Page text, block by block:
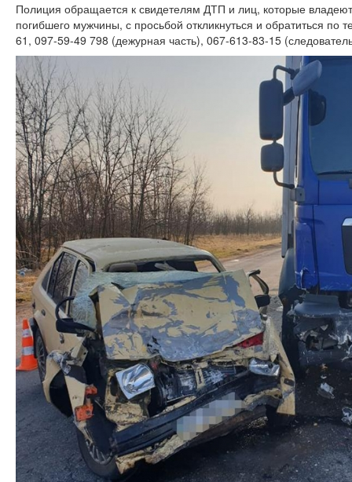
Полиция обращается к свидетелям ДТП и лиц, которые
погибшего мужчины, с просьбой откликнуться и обратиться
61, 097-59-49 798 (дежурная часть), 067-613-83-15